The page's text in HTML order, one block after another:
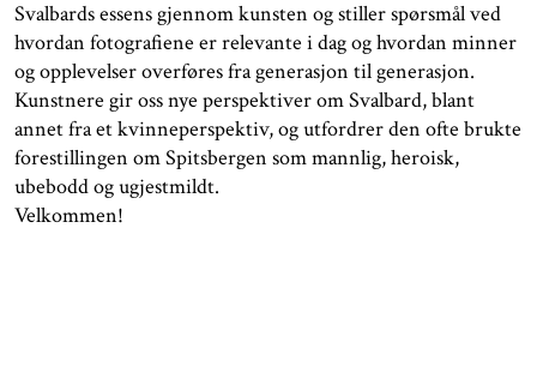
Svalbards essens gjennom kunsten og stiller spørsmål ved
hvordan fotografiene er relevante i dag og hvordan minner
og opplevelser overføres fra generasjon til generasjon.
Kunstnere gir oss nye perspektiver om Svalbard, blant
annet fra et kvinneperspektiv, og utfordrer den ofte brukte
forestillingen om Spitsbergen som mannlig, heroisk,
ubebodd og ugjestmildt.
Velkommen!